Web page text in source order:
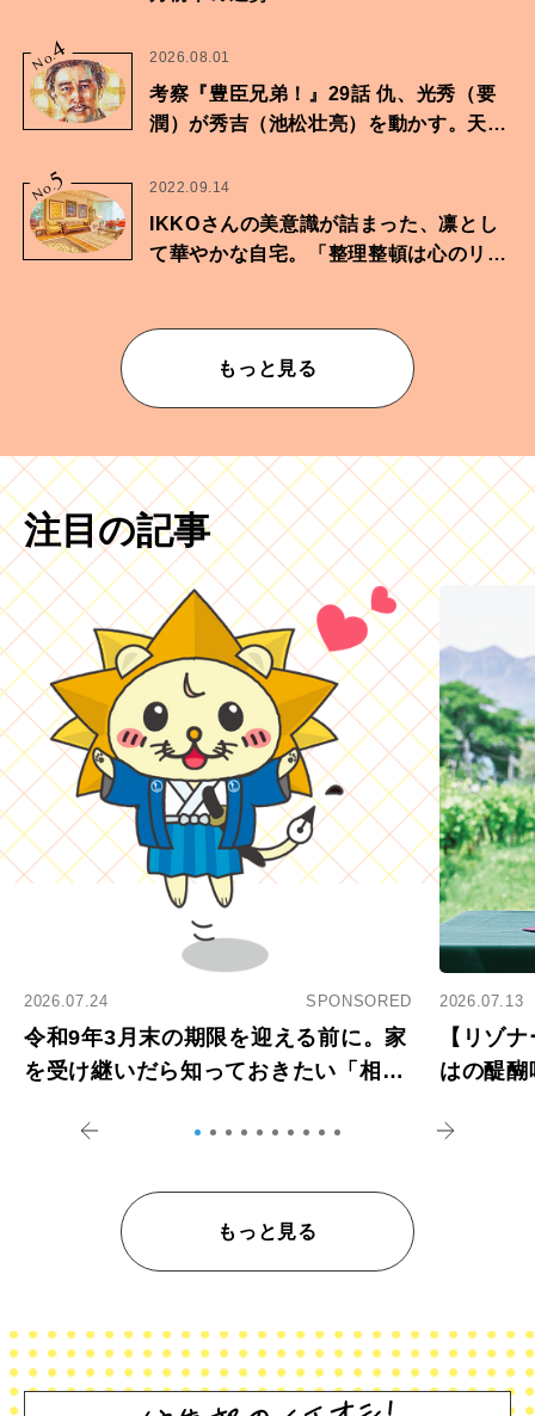
No.
4 2026.08.01
考察『豊臣兄弟！』29話 仇、光秀（要
潤）が秀吉（池松壮亮）を動かす。天下
No.5 2022.09.14
IKKOさんの美意識が詰まった、凛とし
て華やかな自宅。「整理整頓は心のリズ
もっと見る
注目の記事
2026.07.24 SPONSORED
令和9年3月末の期限を迎える前に。家
を受け継いだら知っておきたい「相続
2026.07.13
【リゾ
はの醍
もっと見る